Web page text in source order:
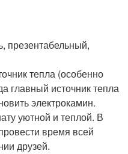
презентабельный,
тепла (особенно
главный источник тепла
электрокамин.
уютной и теплой. В
время всей
друзей.